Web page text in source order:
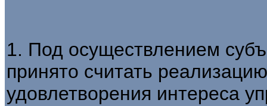
1. Под осуществлением
принято считать
удовлетворения интереса